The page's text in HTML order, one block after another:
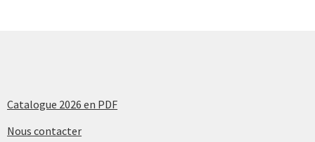
Catalogue 2026 en PDF
Nous contacter